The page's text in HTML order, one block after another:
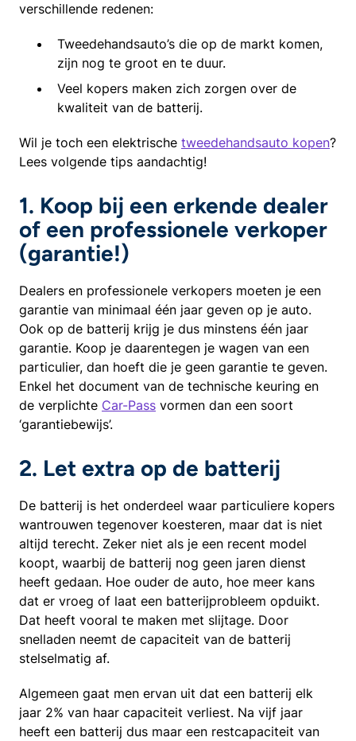
verschillende redenen:
Tweedehandsauto’s die op de markt komen,
zijn nog te groot en te duur.
Veel kopers maken zich zorgen over de
kwaliteit van de batterij.
Wil je toch een elektrische tweedehandsauto kopen?
Lees volgende tips aandachtig!
1. Koop bij een erkende dealer
of een professionele verkoper
(garantie!)
Dealers en professionele verkopers moeten je een
garantie van minimaal één jaar geven op je auto.
Ook op de batterij krijg je dus minstens één jaar
garantie. Koop je daarentegen je wagen van een
particulier, dan hoeft die je geen garantie te geven.
Enkel het document van de technische keuring en
de verplichte Car-Pass vormen dan een soort
‘garantiebewijs’.
2. Let extra op de batterij
De batterij is het onderdeel waar particuliere kopers
wantrouwen tegenover koesteren, maar dat is niet
altijd terecht. Zeker niet als je een recent model
koopt, waarbij de batterij nog geen jaren dienst
heeft gedaan. Hoe ouder de auto, hoe meer kans
dat er vroeg of laat een batterijprobleem opduikt.
Dat heeft vooral te maken met slijtage. Door
snelladen neemt de capaciteit van de batterij
stelselmatig af.
Algemeen gaat men ervan uit dat een batterij elk
jaar 2% van haar capaciteit verliest. Na vijf jaar
heeft een batterij dus maar een restcapaciteit van